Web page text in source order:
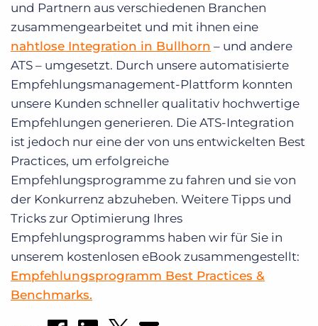
und Partnern aus verschiedenen Branchen
zusammengearbeitet und mit ihnen eine
nahtlose Integration in Bullhorn – und andere
ATS – umgesetzt. Durch unsere automatisierte
Empfehlungsmanagement-Plattform konnten
unsere Kunden schneller qualitativ hochwertige
Empfehlungen generieren. Die ATS-Integration
ist jedoch nur eine der von uns entwickelten Best
Practices, um erfolgreiche
Empfehlungsprogramme zu fahren und sie von
der Konkurrenz abzuheben. Weitere Tipps und
Tricks zur Optimierung Ihres
Empfehlungsprogramms haben wir für Sie in
unserem kostenlosen eBook zusammengestellt:
Empfehlungsprogramm Best Practices &
Benchmarks.